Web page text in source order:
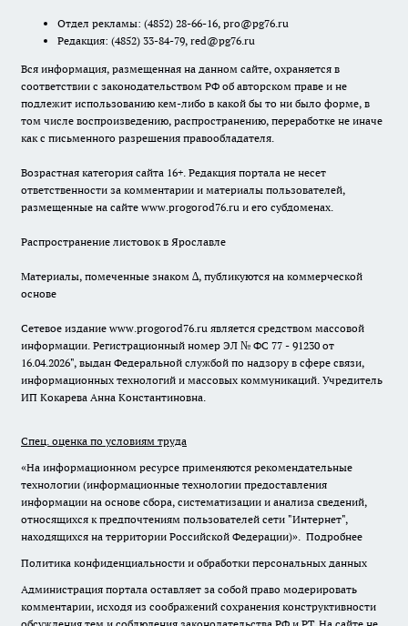
Отдел рекламы: (4852) 28-66-16, pro@pg76.ru
Редакция: (4852) 33-84-79, red@pg76.ru
Вся информация, размещенная на данном сайте, охраняется в
соответствии с законодательством РФ об авторском праве и не
подлежит использованию кем-либо в какой бы то ни было форме, в
том числе воспроизведению, распространению, переработке не иначе
как с письменного разрешения правообладателя.
Возрастная категория сайта 16+. Редакция портала не несет
ответственности за комментарии и материалы пользователей,
размещенные на сайте www.progorod76.ru и его субдоменах.
Распространение листовок в Ярославле
Материалы, помеченные знаком ∆, публикуются на коммерческой
основе
Сетевое издание www.progorod76.ru является средством массовой
информации. Регистрационный номер ЭЛ № ФС 77 - 91230 от
16.04.2026", выдан Федеральной службой по надзору в сфере связи,
информационных технологий и массовых коммуникаций. Учредитель
ИП Кокарева Анна Константиновна.
Спец. оценка по условиям труда
«На информационном ресурсе применяются рекомендательные
технологии (информационные технологии предоставления
информации на основе сбора, систематизации и анализа сведений,
относящихся к предпочтениям пользователей сети "Интернет",
находящихся на территории Российской Федерации)». Подробнее
Политика конфиденциальности и обработки персональных данных
Администрация портала оставляет за собой право модерировать
комментарии, исходя из соображений сохранения конструктивности